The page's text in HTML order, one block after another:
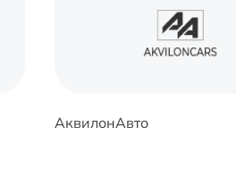
АквилонАвто